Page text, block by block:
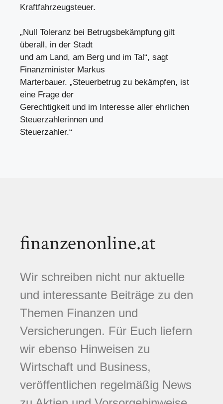
Kraftfahrzeugsteuer.
„Null Toleranz bei Betrugsbekämpfung gilt
überall, in der Stadt
und am Land, am Berg und im Tal“, sagt
Finanzminister Markus
Marterbauer. „Steuerbetrug zu bekämpfen, ist
eine Frage der
Gerechtigkeit und im Interesse aller ehrlichen
Steuerzahlerinnen und
Steuerzahler.“
finanzenonline.at
Wir schreiben nicht nur aktuelle
und interessante Beiträge zu den
Themen Finanzen und
Versicherungen. Für Euch liefern
wir ebenso Hinweisen zu
Wirtschaft und Business,
veröffentlichen regelmäßig News